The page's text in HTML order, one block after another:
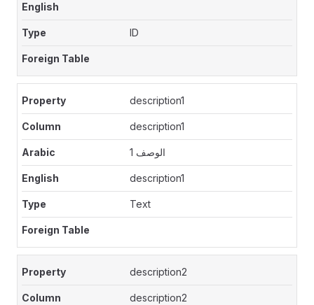
ID
description1
description1
الوصف 1
description1
Text
description2
description2